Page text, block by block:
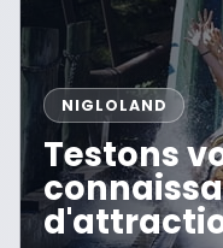
NIGLOLAND
Testons